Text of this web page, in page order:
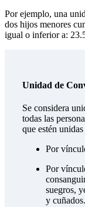
Por ejemplo, una
dos hijos menores
igual o inferior a:
Unidad de
Se considera
todas las
que estén
Por
Por
suegros,
y cuñados.